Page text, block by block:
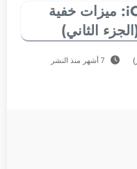
كل ما لا تعرفه عن iOS 26: ميزات خفية
الثاني)
7 أشهر منذ النشر